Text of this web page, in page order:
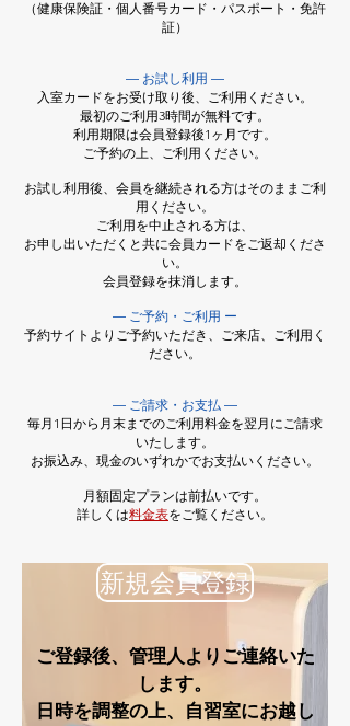
（健康保険証・個人番号カード・パスポート・免許
証）
― お試し利用 ―
入室カードをお受け取り後、ご利用ください。
最初のご利用3時間が無料です。
​利用期限は会員登録後1ヶ月です。
ご予約の上、ご利用ください。
お試し利用後、会員を継続される方はそのままご利
用ください。
ご利用を中止される方は、
お申し出いただくと共に会員カードをご返却くださ
い。
会員登録を抹消します。
― ご予約・ご利用 ー
予約サイトよりご予約いただき、ご来店、ご利用く
ださい。
― ご請求・お支払 ―
毎月1日から月末までのご利用料金を翌月にご請求
いたします。
お振込み、現金のいずれかでお支払いください。​
月額固定プランは前払いです。
詳しくは料金表をご覧ください。
新規会員登録
ご登録後、管理人よりご連絡いた
します。
日時を調整の上、自習室にお越し